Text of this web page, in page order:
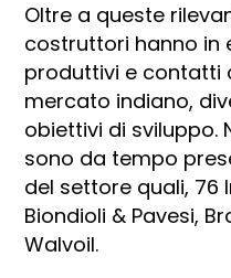
Oltre a queste
costruttori hanno in
produttivi e contatti
mercato indiano,
obiettivi di sviluppo.
sono da tempo
del settore quali, 76
Biondioli & Pavesi,
Walvoil.